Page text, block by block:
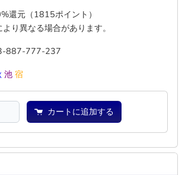
還元（1815ポイント）
り異なる場合があります。
887-777-237
池 宿
カートに追加する